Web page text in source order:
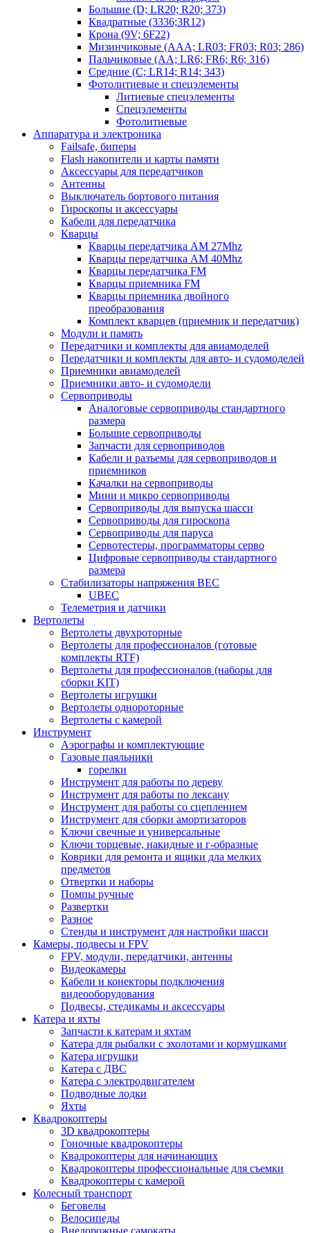
Большие (D; LR20; R20; 373)
Квадратные (3336;3R12)
Крона (9V; 6F22)
Мизинчиковые (AAA; LR03; FR03; R03; 286)
Пальчиковые (AA; LR6; FR6; R6; 316)
Средние (C; LR14; R14; 343)
Фотолитиевые и спецэлементы
Литиевые спецэлементы
Спецэлементы
Фотолитиевые
Аппаратура и электроника
Failsafe, биперы
Flash накопители и карты памяти
Аксессуары для передатчиков
Антенны
Выключатель бортового питания
Гироскопы и аксессуары
Кабели для передатчика
Кварцы
Кварцы передатчика AM 27Mhz
Кварцы передатчика AM 40Mhz
Кварцы передатчика FM
Кварцы приемника FM
Кварцы приемника двойного
преобразования
Комплект кварцев (приемник и передатчик)
Модули и память
Передатчики и комплекты для авиамоделей
Передатчики и комплекты для авто- и судомоделей
Приемники авиамоделей
Приемники авто- и судомодели
Сервоприводы
Аналоговые сервоприводы стандартного
размера
Большие сервоприводы
Запчасти для сервоприводов
Кабели и разъемы для сервоприводов и
приемников
Качалки на сервоприводы
Мини и микро сервоприводы
Сервоприводы для выпуска шасси
Сервоприводы для гироскопа
Сервоприводы для паруса
Сервотестеры, программаторы серво
Цифровые сервоприводы стандартного
размера
Стабилизаторы напряжения BEC
UBEC
Телеметрия и датчики
Вертолеты
Вертолеты двухроторные
Вертолеты для профессионалов (готовые
комплекты RTF)
Вертолеты для профессионалов (наборы для
сборки KIT)
Вертолеты игрушки
Вертолеты однороторные
Вертолеты с камерой
Инструмент
Аэрографы и комплектующие
Газовые паяльники
горелки
Инструмент для работы по дереву
Инструмент для работы по лексану
Инструмент для работы со сцеплением
Инструмент для сборки амортизаторов
Ключи свечные и универсальные
Ключи торцевые, накидные и г-образные
Коврики для ремонта и ящики дла мелких
предметов
Отвертки и наборы
Помпы ручные
Развертки
Разное
Стенды и инструмент для настройки шасси
Камеры, подвесы и FPV
FPV, модули, передатчики, антенны
Видеокамеры
Кабели и конекторы подключения
видеооборудования
Подвесы, стедикамы и аксессуары
Катера и яхты
Запчасти к катерам и яхтам
Катера для рыбалки с эхолотами и кормушками
Катера игрушки
Катера с ДВС
Катера с электродвигателем
Подводные лодки
Яхты
Квадрокоптеры
3D квадрокоптеры
Гоночные квадрокоптеры
Квадрокоптеры для начинающих
Квадрокоптеры профессиональные для съемки
Квадрокоптеры с камерой
Колесный транспорт
Беговелы
Велосипеды
Внедорожные самокаты